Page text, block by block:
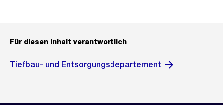
Für diesen Inhalt verantwortlich
Tiefbau- und Entsorgungsdepartement